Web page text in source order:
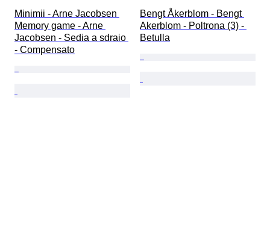
Minimii - Arne Jacobsen
Memory game - Arne
Jacobsen - Sedia a sdraio
- Compensato
Bengt Åkerblom - Bengt
Akerblom - Poltrona (3) -
Betulla